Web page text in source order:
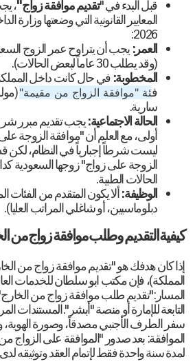
قبل البدء في "تقديم موافقة زواج"،
المعايير القانونية التي وضعتها وزارة
2026:
العمر:
(وقد يطلب 30 عاماً لبعض الحالات).
المخطوبة:في حال كانت داخل
فئة "موافقة الزواج من مقيمة"
سارية.
الحالة الاجتماعية:يجب تقديم مبرر
أولى، مع العلم أن "موافقة الزوجة على
ليست شرطاً إجبارياً في النظام، لكن
الزوجة على زواج" زوجها السعودية
الحالات الطبية.
الوظيفة:ألا يكون المتقدم من
دبلوماسيين، أو شاغلي المراتب العليا).
كيفية التقديم وطلب موافقة زواج من
إذا كان هدفك هو "تقديم موافقة زواج من
المملكة)، فإن مكتب ابو سلطان للخدمات
المسار:"تقديم طلب موافقة زواج من
التابعة للإمارة أو منصة "أبشر".المستندات
سفر الطرف الأجنبي مصدقاً، وصورة الهوية،
الموافقة: بعد صدور "الموافقة على الزواج
لمدة سنة واحدة فقط لإتمام العقد وتوثيقه